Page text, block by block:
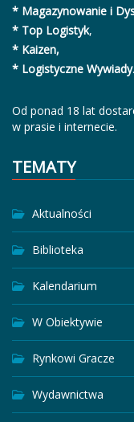
* Magazynowanie i
* Top Logistyk,
* Kaizen,
* Logistyczne Wywiady.
Od ponad 18 lat
w prasie i internecie.
TEMATY
Aktualności
Biblioteka
Kalendarium
W Obiektywie
Rynkowi Gracze
Wydawnictwa